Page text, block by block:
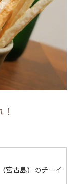
宮古島）のチーイ